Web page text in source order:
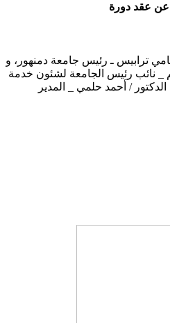
عن عقد دورة
تحت رعاية الأستاذ الدكتور / إلهامي ترابيس ـ رئيس جامعة دمنهور، و
_ نائب رئيس الجامعة لشئون خدمة
الدكتور / أحمد حلمي _ المدير